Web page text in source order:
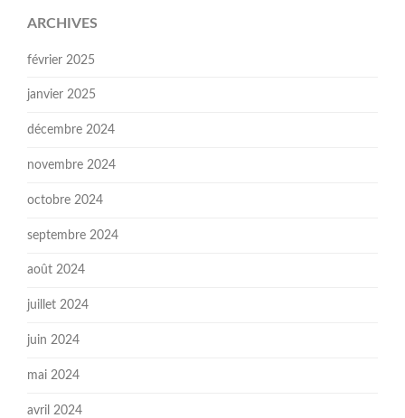
ARCHIVES
février 2025
janvier 2025
décembre 2024
novembre 2024
octobre 2024
septembre 2024
août 2024
juillet 2024
juin 2024
mai 2024
avril 2024